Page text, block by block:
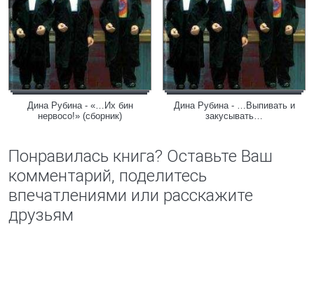
Дина Рубина - «…Их бин
нервосо!» (сборник)
Дина Рубина - …Выпивать и
закусывать…
Понравилась книга? Оставьте Ваш
комментарий, поделитесь
впечатлениями или расскажите
друзьям